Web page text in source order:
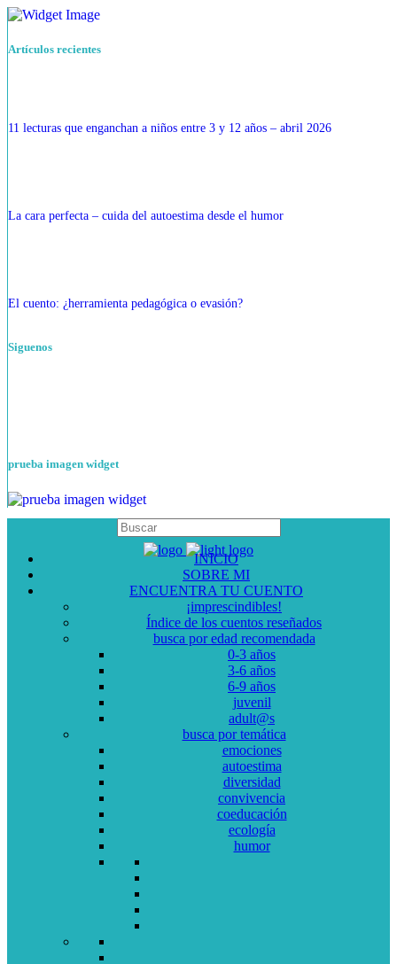
Artículos recientes
11 lecturas que enganchan a niños entre 3 y 12 años – abril 2026
La cara perfecta – cuida del autoestima desde el humor
El cuento: ¿herramienta pedagógica o evasión?
Siguenos
prueba imagen widget
INICIO
SOBRE MI
ENCUENTRA TU CUENTO
¡imprescindibles!
Índice de los cuentos reseñados
busca por edad recomendada
0-3 años
3-6 años
6-9 años
juvenil
adult@s
busca por temática
emociones
autoestima
diversidad
convivencia
coeducación
ecología
humor